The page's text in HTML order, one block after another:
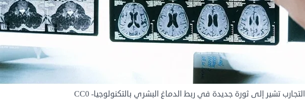
التجارب تشير إلى ثورة جديدة في ربط الدماغ البشري بالتكنولوجيا- CC0